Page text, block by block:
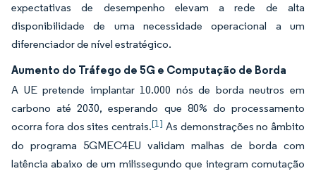
expectativas de desempenho elevam a rede de alta
disponibilidade de uma necessidade operacional a um
diferenciador de nível estratégico.
Aumento do Tráfego de 5G e Computação de Borda
A UE pretende implantar 10.000 nós de borda neutros em
carbono até 2030, esperando que 80% do processamento
ocorra fora dos sites centrais.[1] As demonstrações no âmbito
do programa 5GMEC4EU validam malhas de borda com
latência abaixo de um milissegundo que integram comutação